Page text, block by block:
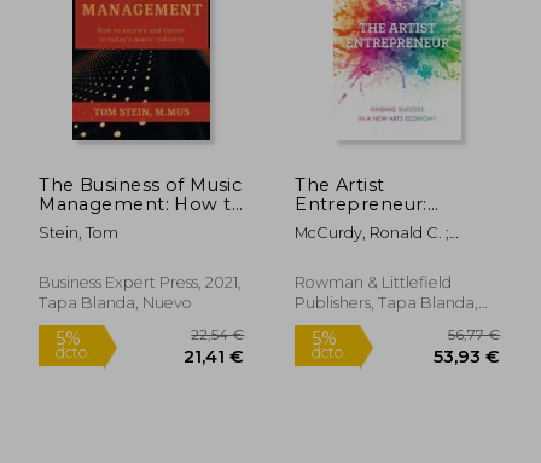
dcto. 16,74 € dcto.
The Business of Music
Management: How to
Survive and Thrive in
Today'S Music
Stein, Tom
Business Expert Press, 2021,
Tapa Blanda, Nuevo
The Artist
Entrepreneur:
Finding Success in a
New Arts Economy
McCurdy, Ronald C. ;
Lapin, Eric J.
Rowman & Littlefield
Publishers, Tapa Blanda,
Nuevo